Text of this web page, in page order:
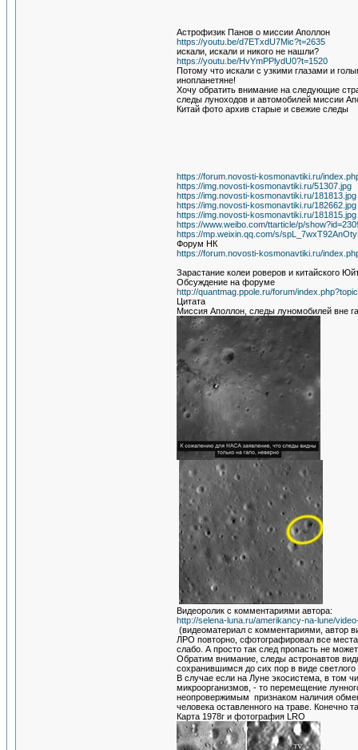
Астрофизик Панов о миссии Аполлон
https://youtu.be/d7ETxdU7Mic?t=2635
искали, искали и никого не нашли?
https://youtu.be/HvYmPPlydU0?t=1520
Потому что искали с узкими глазами и
инопланетяне!
Хочу обратить внимание на следующие
следы луноходов и автомобилей миссии
Китай фото архив старые и свежие следы
https://forum.novosti-kosmonavtiki.ru/
https://img.novosti-kosmonavtiki.ru/51307.jpg
https://img.novosti-kosmonavtiki.ru/181813.jpg
https://img.novosti-kosmonavtiki.ru/182662.jpg
https://img.novosti-kosmonavtiki.ru/181815.jpg
https://www.weibo.com/ttarticle/p/
https://mp.weixin.qq.com/s/
Форум НК
https://forum.novosti-kosmonavtiki.ru/
Зарастание колеи роверов и китайского
Обсуждение на форуме
http://quantmag.ppole.ru/forum/
Цитата
Миссия Аполлон, следы луномобилей вне
Видеоролик с комментариями автора:
http://selena-luna.ru/amerikancy-na-lune/
(видеоматериал с комментариями, автор
ЛРО повторно, сфотографировал все
слабо. А просто так след пропасть не
Обратим внимание, следы астронавтов
сохранившимся до сих пор в виде светлого
В случае если на Луне экосистема, в том
микроорганизмов, - то перемещение
неопровержимым признаком наличия
человека оставленного на траве. Конечно
Карта 1978г и фотография LRO